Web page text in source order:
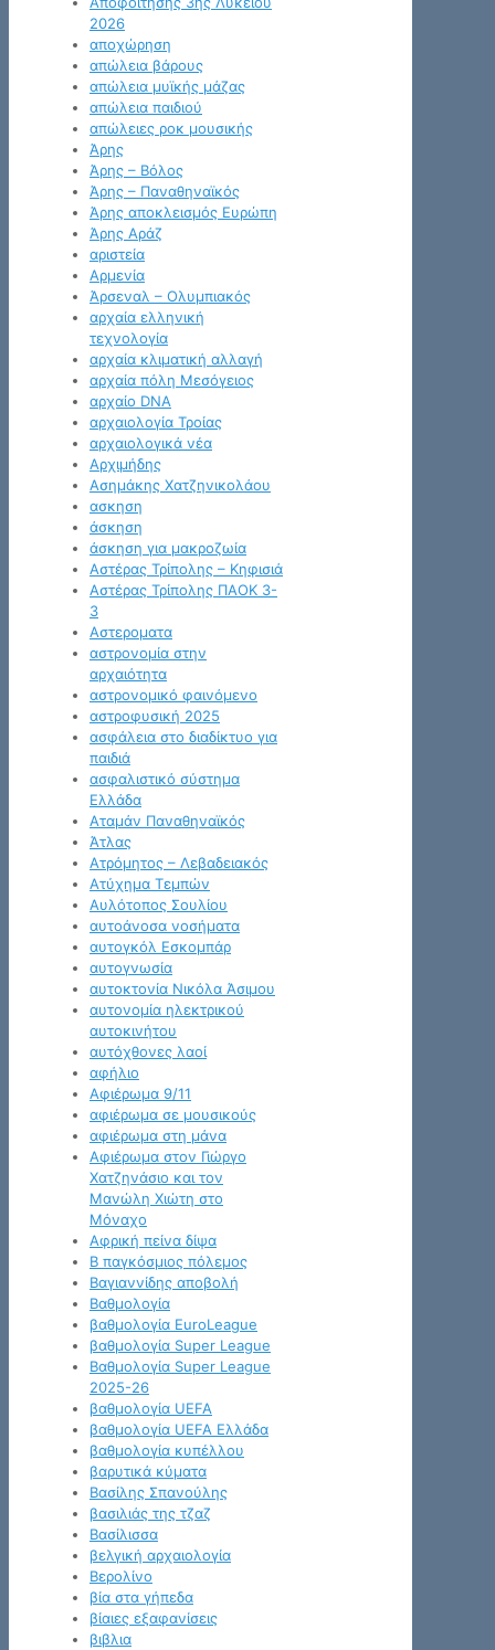
2026
αποχώρηση
απώλεια βάρους
απώλεια μυϊκής μάζας
απώλεια παιδιού
απώλειες ροκ μουσικής
Άρης
Άρης – Βόλος
Άρης – Παναθηναϊκός
Άρης αποκλεισμός Ευρώπη
Άρης Αράζ
αριστεία
Αρμενία
Άρσεναλ – Ολυμπιακός
αρχαία ελληνική
τεχνολογία
αρχαία κλιματική αλλαγή
αρχαία πόλη Μεσόγειος
αρχαίο DNA
αρχαιολογία Τροίας
αρχαιολογικά νέα
Αρχιμήδης
Ασημάκης Χατζηνικολάου
ασκηση
άσκηση
άσκηση για μακροζωία
Αστέρας Τρίπολης – Κηφισιά
Αστέρας Τρίπολης ΠΑΟΚ 3-
3
Αστεροματα
αστρονομία στην
αρχαιότητα
αστρονομικό φαινόμενο
αστροφυσική 2025
ασφάλεια στο διαδίκτυο για
παιδιά
ασφαλιστικό σύστημα
Ελλάδα
Αταμάν Παναθηναϊκός
Άτλας
Ατρόμητος – Λεβαδειακός
Ατύχημα Τεμπών
Αυλότοπος Σουλίου
αυτοάνοσα νοσήματα
αυτογκόλ Εσκομπάρ
αυτογνωσία
αυτοκτονία Νικόλα Άσιμου
αυτονομία ηλεκτρικού
αυτοκινήτου
αυτόχθονες λαοί
αφήλιο
Αφιέρωμα 9/11
αφιέρωμα σε μουσικούς
αφιέρωμα στη μάνα
Αφιέρωμα στον Γιώργο
Χατζηνάσιο και τον
Μανώλη Χιώτη στο
Μόναχο
Αφρική πείνα δίψα
Β παγκόσμιος πόλεμος
Βαγιαννίδης αποβολή
Βαθμολογία
βαθμολογία EuroLeague
βαθμολογία Super League
Βαθμολογία Super League
2025-26
βαθμολογία UEFA
βαθμολογία UEFA Ελλάδα
βαθμολογία κυπέλλου
βαρυτικά κύματα
Βασίλης Σπανούλης
βασιλιάς της τζαζ
Βασίλισσα
βελγική αρχαιολογία
Βερολίνο
βία στα γήπεδα
βίαιες εξαφανίσεις
βιβλια